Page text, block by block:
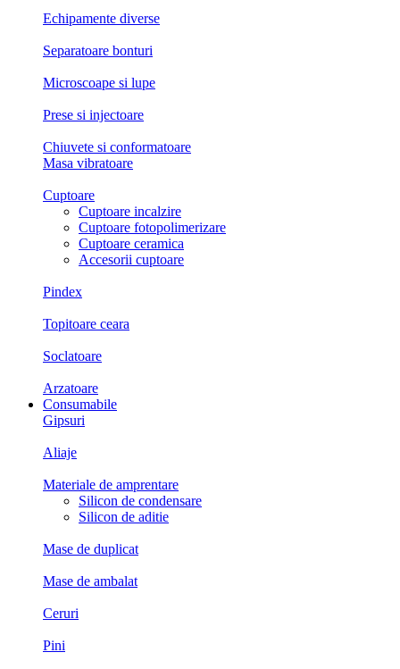
Echipamente diverse
Separatoare bonturi
Microscoape si lupe
Prese si injectoare
Chiuvete si conformatoare
Masa vibratoare
Cuptoare
Cuptoare incalzire
Cuptoare fotopolimerizare
Cuptoare ceramica
Accesorii cuptoare
Pindex
Topitoare ceara
Soclatoare
Arzatoare
Consumabile
Gipsuri
Aliaje
Materiale de amprentare
Silicon de condensare
Silicon de aditie
Mase de duplicat
Mase de ambalat
Ceruri
Pini